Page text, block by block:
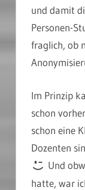
und damit
Personen-
fraglich, ob
Im Prinzip
schon
schon eine
Dozenten
Und
hatte, war